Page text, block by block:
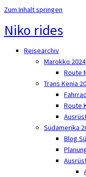
Zum Inhalt springen
Niko rides
Reisearchiv
Marokko 2024
Route
Trans Kenia
Route
Südamerika
Blog